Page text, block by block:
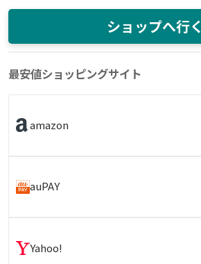
ショップへ行く
最安値ショッピングサイト
amazon
auPAY
Yahoo!